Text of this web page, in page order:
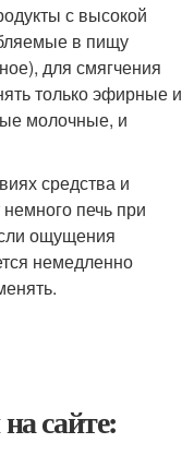
с высокой
в пищу
для смягчения
только эфирные и
молочные, и
средства и
печь при
ощущения
немедленно
сайте: